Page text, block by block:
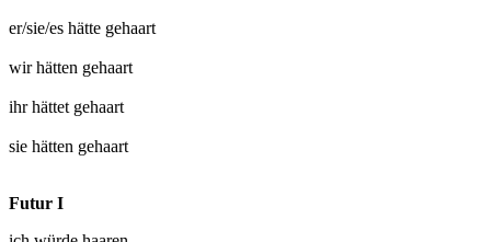
er/sie/es hätte gehaart
wir hätten gehaart
ihr hättet gehaart
sie hätten gehaart
Futur I